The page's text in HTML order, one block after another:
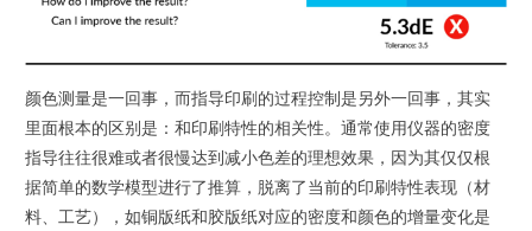
颜色测量是一回事，而指导印刷的过程控制是另外一回事，其实
里面根本的区别是：和印刷特性的相关性。通常使用仪器的密度
指导往往很难或者很慢达到减小色差的理想效果，因为其仅仅根
据简单的数学模型进行了推算，脱离了当前的印刷特性表现（材
料、工艺），如铜版纸和胶版纸对应的密度和颜色的增量变化是